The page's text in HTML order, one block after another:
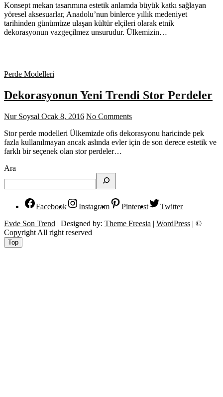
Konsept mekan tasarımına estetik anlamda büyük katkı sağlayan
yöresel aksesuarlar, Anadolu’nun binlerce yıllık medeniyet
tarihinden günümüze ulaşan kültür elçileri olarak etnik
dekorasyonun vazgeçilmez unsurudur. Ülkemizin…
Perde Modelleri
Dekorasyonun Yeni Trendi Stor Perdeler
Nur Soysal Ocak 8, 2016 No Comments
Stor perde modelleri Ülkemizde ofis dekorasyonu haricinde pek
fazla kullanılmayan ancak aslında evler için de son derece estetik ve
farklı bir seçenek olan stor perdeler…
Ara
Facebook Instagram Pinterest
Twitter
Evde Son Trend | Designed by: Theme Freesia | WordPress | ©
Copyright All right reserved
Top